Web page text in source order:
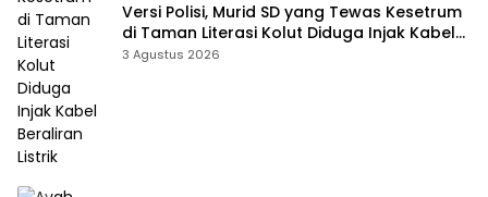
Versi Polisi, Murid SD yang Tewas Kesetrum
di Taman Literasi Kolut Diduga Injak Kabel
Beraliran Listrik
3 Agustus 2026